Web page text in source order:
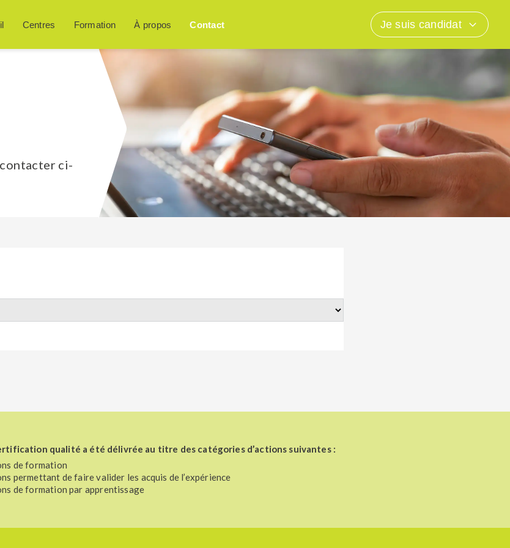
Centres Formation À propos Contact Je suis candidat
contacter ci-
qualité a été délivrée au titre des catégories d’actions suivantes :
de formation
permettant de faire valider les acquis de l’expérience
de formation par apprentissage